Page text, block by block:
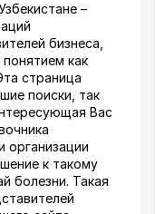
–
бизнеса,
как
страница
поиски, так
Вас
организации
к такому
болезни. Такая